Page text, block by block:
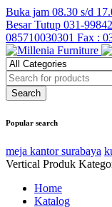
Buka jam 08.30 s/d
Besar Tutup 031-
085710030301 Fax :
Popular search
meja kantor surabaya
Vertical Produk
Home
Katalog